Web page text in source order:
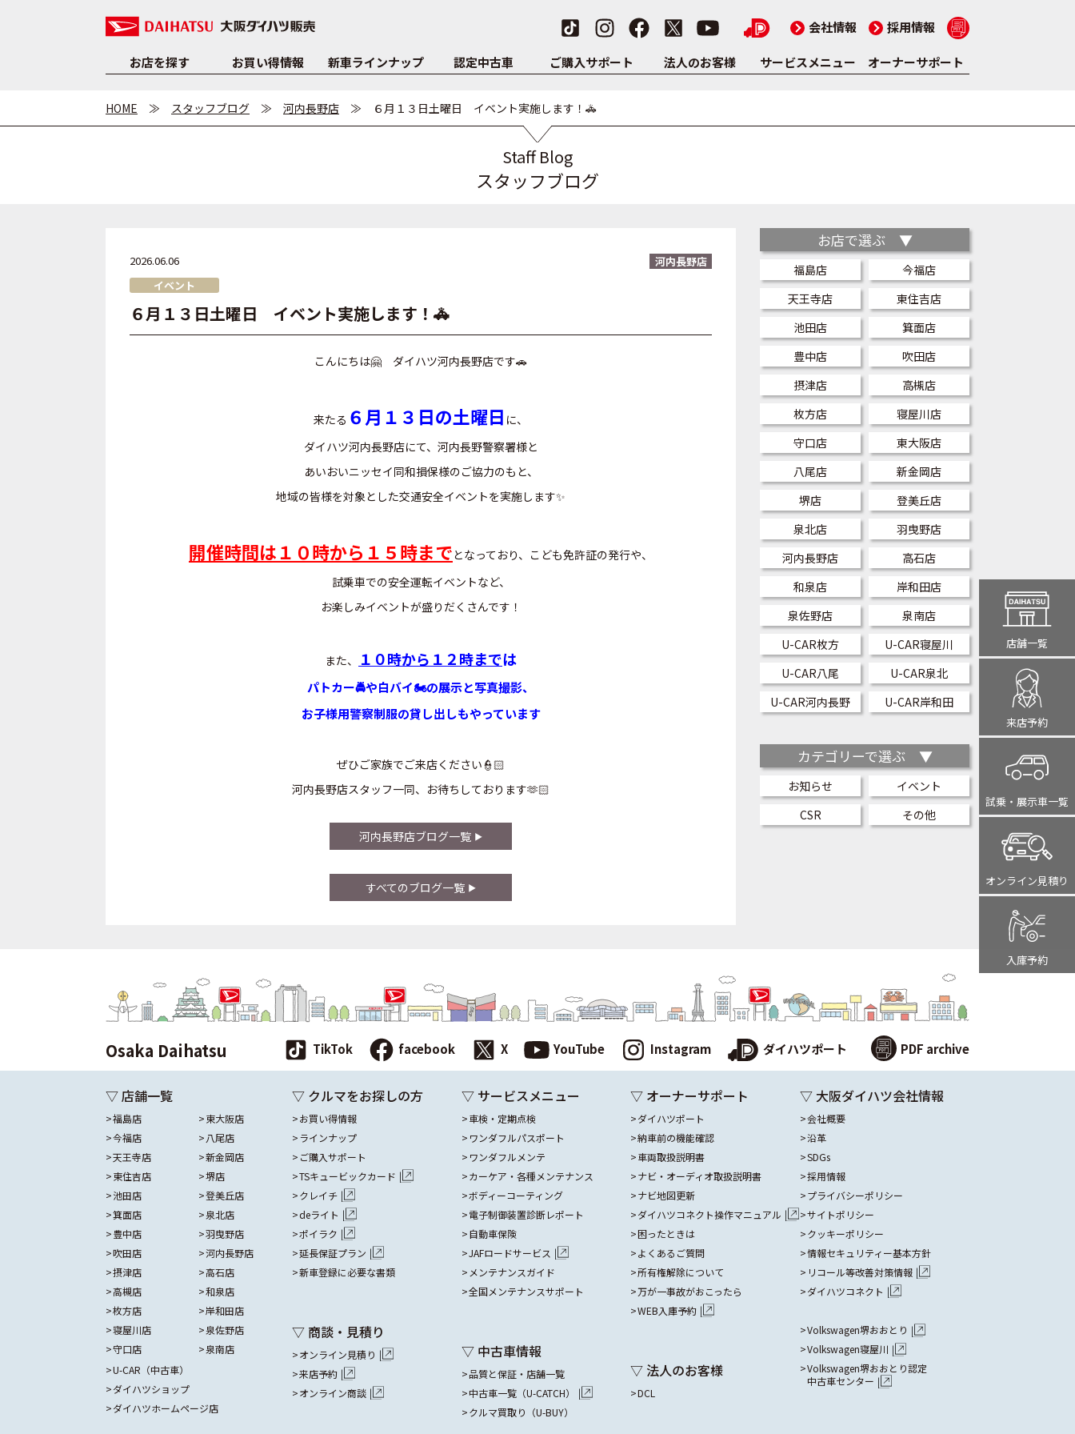
会社情報 採用情報
お店を探す お買い得情報 新車ラインナップ 認定中古車 ご購入サポート 法人のお客様 サービスメニュー オーナーサポート
店舗一覧
来店予約
試乗・展示車一覧
オンライン見積り
入庫予約
HOME スタッフブログ 河内長野店 ６月１３日土曜日 イベント実施します！🚓
Staff Blog
スタッフブログ
2026.06.06
河内長野店
イベント
６月１３日土曜日 イベント実施します！🚓
こんにちは🤗 ダイハツ河内長野店です🚗
来たる ６月１３日の土曜日 に、
ダイハツ河内長野店にて、河内長野警察署様と
あいおいニッセイ同和損保様のご協力のもと、
地域の皆様を対象とした交通安全イベントを実施します✨
開催時間は１０時から１５時までとなっており、こども免許証の発行や、
試乗車での安全運転イベントなど、
お楽しみイベントが盛りだくさんです！
また、 １０時から１２時までは
パトカー🚔や白バイ🏍️の展示と写真撮影、
お子様用警察制服の貸し出しもやっています
ぜひご家族でご来店ください👮🏻
河内長野店スタッフ一同、お待ちしております🫶🏻
河内長野店ブログ一覧
すべてのブログ一覧
お店で選ぶ ▼
福島店
今福店
天王寺店
東住吉店
池田店
箕面店
豊中店
吹田店
摂津店
高槻店
枚方店
寝屋川店
守口店
東大阪店
八尾店
新金岡店
堺店
登美丘店
泉北店
羽曳野店
河内長野店
高石店
和泉店
岸和田店
泉佐野店
泉南店
U-CAR枚方
U-CAR寝屋川
U-CAR八尾
U-CAR泉北
U-CAR河内長野
U-CAR岸和田
カテゴリーで選ぶ ▼
お知らせ
イベント
CSR
その他
Osaka Daihatsu TikTok facebook X YouTube Instagram ダイハツポート PDF archive
▽ 店舗一覧
福島店
今福店
天王寺店
東住吉店
池田店
箕面店
豊中店
吹田店
摂津店
高槻店
枚方店
寝屋川店
守口店
東大阪店
八尾店
新金岡店
堺店
登美丘店
泉北店
羽曳野店
河内長野店
高石店
和泉店
岸和田店
泉佐野店
泉南店
U-CAR（中古車）
ダイハツショップ
ダイハツホームページ店
▽ クルマをお探しの方
お買い得情報
ラインナップ
ご購入サポート
TSキュービックカード
クレイチ
deライト
ポイラク
延長保証プラン
新車登録に必要な書類
▽ 商談・見積り
オンライン見積り
来店予約
オンライン商談
▽ サービスメニュー
車検・定期点検
ワンダフルパスポート
ワンダフルメンテ
カーケア・各種メンテナンス
ボディーコーティング
電子制御装置診断レポート
自動車保険
JAFロードサービス
メンテナンスガイド
全国メンテナンスサポート
▽ 中古車情報
品質と保証・店舗一覧
中古車一覧（U-CATCH）
クルマ買取り（U-BUY）
▽ オーナーサポート
ダイハツポート
納車前の機能確認
車両取扱説明書
ナビ・オーディオ取扱説明書
ナビ地図更新
ダイハツコネクト操作マニュアル
困ったときは
よくあるご質問
所有権解除について
万が一事故がおこったら
WEB入庫予約
▽ 法人のお客様
DCL
▽ 大阪ダイハツ会社情報
会社概要
沿革
SDGs
採用情報
プライバシーポリシー
サイトポリシー
クッキーポリシー
情報セキュリティー基本方針
リコール等改善対策情報
ダイハツコネクト
Volkswagen堺おおとり
Volkswagen寝屋川
Volkswagen堺おおとり認定
中古車センター